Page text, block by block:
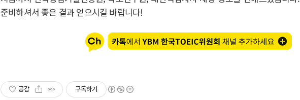
준비하셔서 좋은 결과 얻으시길 바랍니다!
공감 구독하기